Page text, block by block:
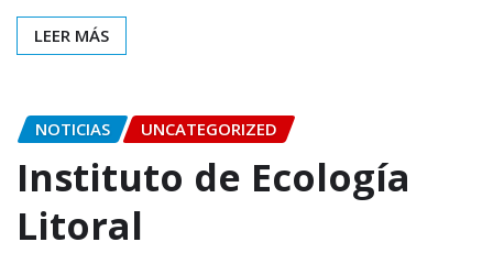
LEER MÁS
NOTICIAS UNCATEGORIZED
Instituto de Ecología
Litoral